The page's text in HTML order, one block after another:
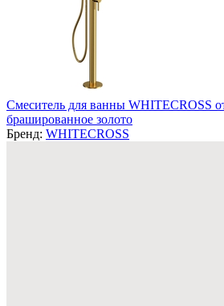
Смеситель для ванны WHITECROSS
брашированное золото
Бренд: WHITECROSS